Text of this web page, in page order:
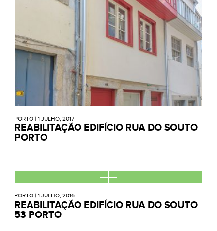
PORTO | 1 JULHO, 2017
REABILITAÇÃO EDIFÍCIO RUA DO SOUTO
PORTO
PORTO | 1 JULHO, 2016
REABILITAÇÃO EDIFÍCIO RUA DO SOUTO
53 PORTO